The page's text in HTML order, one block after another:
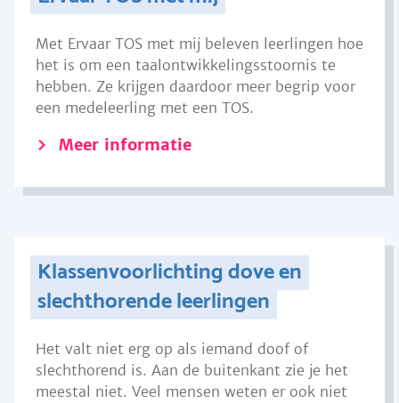
Met Ervaar TOS met mij beleven leerlingen hoe
het is om een taalontwikkelingsstoornis te
hebben. Ze krijgen daardoor meer begrip voor
een medeleerling met een TOS.
Meer informatie
Klassenvoorlichting dove en
slechthorende leerlingen
Het valt niet erg op als iemand doof of
slechthorend is. Aan de buitenkant zie je het
meestal niet. Veel mensen weten er ook niet